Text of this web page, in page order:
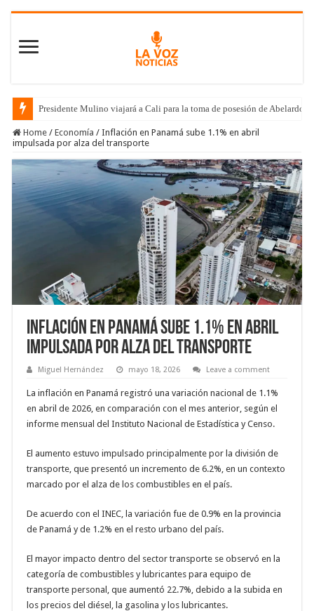
Presidente Mulino viajará a Cali para la toma de posesión de Abelardo
Home / Economía / Inflación en Panamá sube 1.1% en abril
impulsada por alza del transporte
Inflación en Panamá sube 1.1% en abril
impulsada por alza del transporte
Miguel Hernández mayo 18, 2026 Leave a comment
La inflación en Panamá registró una variación nacional de 1.1%
en abril de 2026, en comparación con el mes anterior, según el
informe mensual del Instituto Nacional de Estadística y Censo.
El aumento estuvo impulsado principalmente por la división de
transporte, que presentó un incremento de 6.2%, en un contexto
marcado por el alza de los combustibles en el país.
De acuerdo con el INEC, la variación fue de 0.9% en la provincia
de Panamá y de 1.2% en el resto urbano del país.
El mayor impacto dentro del sector transporte se observó en la
categoría de combustibles y lubricantes para equipo de
transporte personal, que aumentó 22.7%, debido a la subida en
los precios del diésel, la gasolina y los lubricantes.